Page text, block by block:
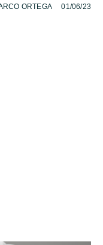
ORTEGA 01/06/23